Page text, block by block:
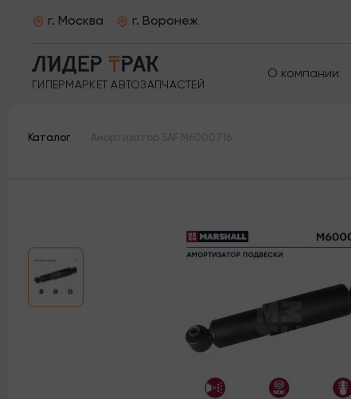
г. Москва г. Воронеж
ГИПЕРМАРКЕТ АВТОЗАПЧАСТЕЙ
О компании
Каталог